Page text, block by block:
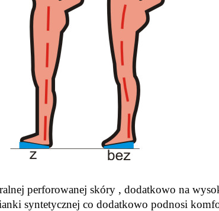
perforowanej skóry , dodatkowo na
syntetycznej co dodatkowo podnosi